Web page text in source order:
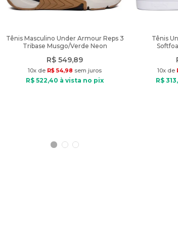
Tênis Masculino Under Armour Reps 3
Tribase Musgo/Verde Neon
R$ 549,89
10x de R$ 54,98 sem juros
R$ 522,40 à vista no pix
Tênis
10x de
R$ 313,